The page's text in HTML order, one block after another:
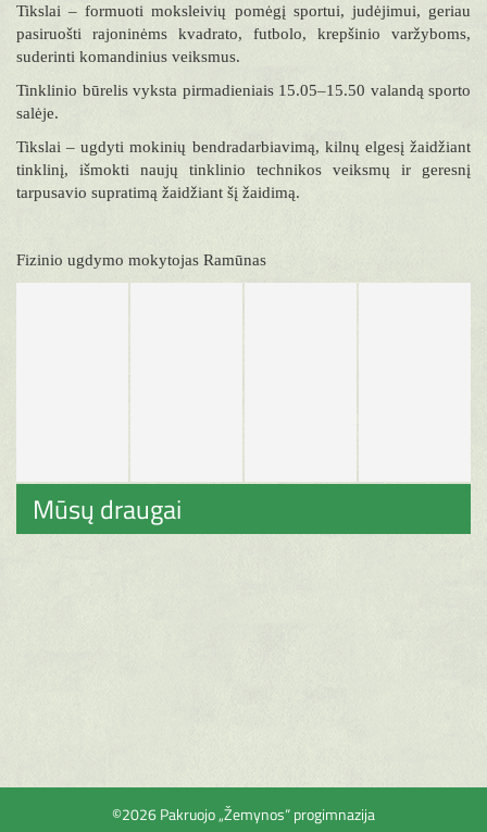
Tikslai – formuoti moksleivių pomėgį sportui, judėjimui, geriau
pasiruošti rajoninėms kvadrato, futbolo, krepšinio varžyboms,
suderinti komandinius veiksmus.
Tinklinio būrelis vyksta pirmadieniais 15.05–15.50 valandą sporto
salėje.
Tikslai – ugdyti mokinių bendradarbiavimą, kilnų elgesį žaidžiant
tinklinį, išmokti naujų tinklinio technikos veiksmų ir geresnį
tarpusavio supratimą žaidžiant šį žaidimą.
Fizinio ugdymo mokytojas Ramūnas
Mūsų draugai
©2026 Pakruojo „Žemynos“ progimnazija